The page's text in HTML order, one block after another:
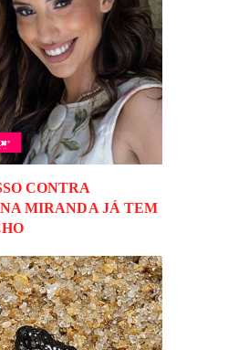
CONTRA
MIRANDA JÁ TEM